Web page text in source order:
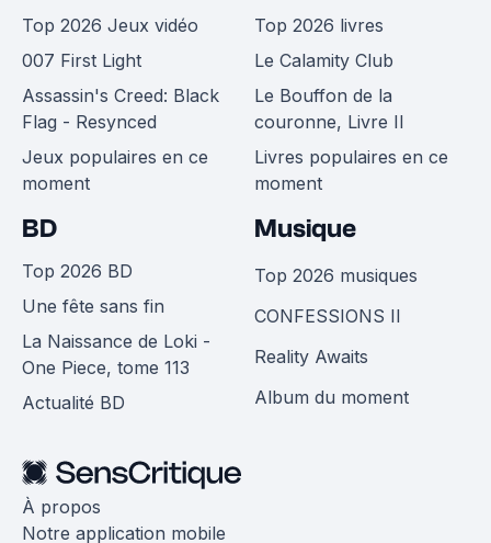
Top 2026 Jeux vidéo
007 First Light
Assassin's Creed: Black
Flag - Resynced
Jeux populaires en ce
moment
Top 2026 livres
Le Calamity Club
Le Bouffon de la
couronne, Livre II
Livres populaires en ce
moment
BD
Top 2026 BD
Une fête sans fin
La Naissance de Loki -
One Piece, tome 113
Actualité BD
Musique
Top 2026 musiques
CONFESSIONS II
Reality Awaits
Album du moment
À propos
Notre application mobile